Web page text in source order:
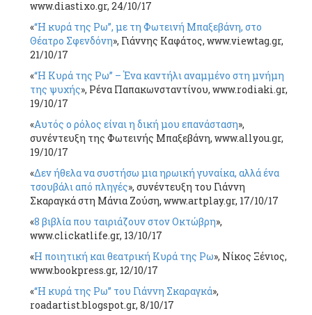
www.diastixo.gr, 24/10/17
«“Η κυρά της Ρω”, με τη Φωτεινή Μπαξεβάνη, στο
Θέατρο Σφενδόνη», Γιάννης Καφάτος, www.viewtag.gr,
21/10/17
«“Η Κυρά της Ρω” – Ένα καντήλι αναμμένο στη μνήμη
της ψυχής», Ρένα Παπακωνσταντίνου, www.rodiaki.gr,
19/10/17
«Αυτός ο ρόλος είναι η δική μου επανάσταση»,
συνέντευξη της Φωτεινής Μπαξεβάνη, www.allyou.gr,
19/10/17
«Δεν ήθελα να συστήσω μια ηρωική γυναίκα, αλλά ένα
τσουβάλι από πληγές», συνέντευξη του Γιάννη
Σκαραγκά στη Μάνια Ζούση, www.artplay.gr, 17/10/17
«8 βιβλία που ταιριάζουν στον Οκτώβρη»,
www.clickatlife.gr, 13/10/17
«Η ποιητική και θεατρική Κυρά της Ρω», Νίκος Ξένιος,
www.bookpress.gr, 12/10/17
«“Η κυρά της Ρω” του Γιάννη Σκαραγκά»,
roadartist.blogspot.gr, 8/10/17